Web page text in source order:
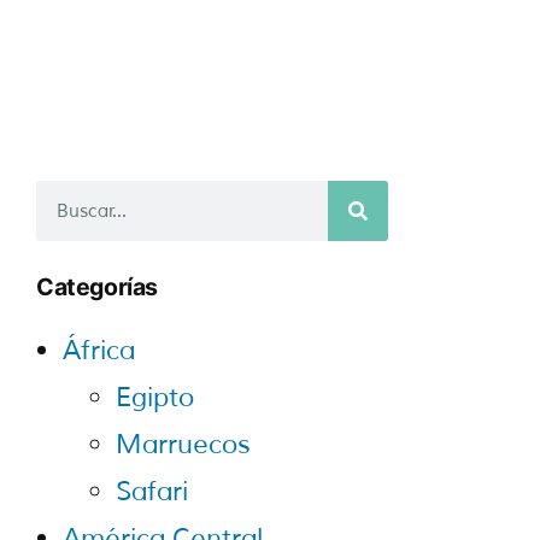
Categorías
África
Egipto
Marruecos
Safari